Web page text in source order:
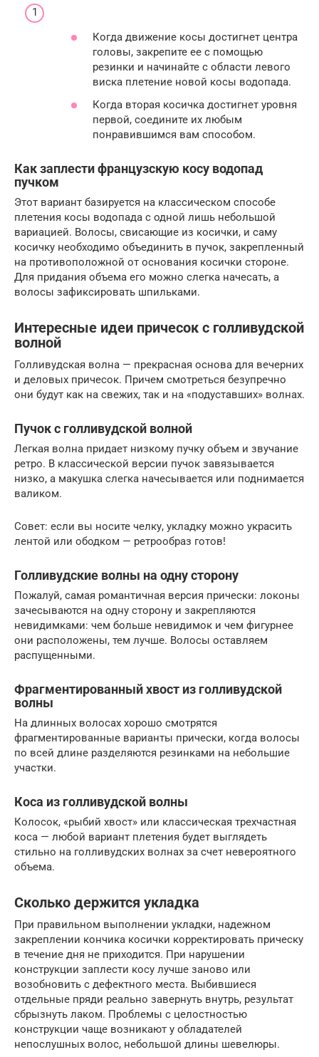
Когда движение косы достигнет центра
головы, закрепите ее с помощью
резинки и начинайте с области левого
виска плетение новой косы водопада.
Когда вторая косичка достигнет уровня
первой, соедините их любым
понравившимся вам способом.
Как заплести французскую косу водопад
пучком
Этот вариант базируется на классическом способе
плетения косы водопада с одной лишь небольшой
вариацией. Волосы, свисающие из косички, и саму
косичку необходимо объединить в пучок, закрепленный
на противоположной от основания косички стороне.
Для придания объема его можно слегка начесать, а
волосы зафиксировать шпильками.
Интересные идеи причесок с голливудской
волной
Голливудская волна — прекрасная основа для вечерних
и деловых причесок. Причем смотреться безупречно
они будут как на свежих, так и на «подуставших» волнах.
Пучок с голливудской волной
Легкая волна придает низкому пучку объем и звучание
ретро. В классической версии пучок завязывается
низко, а макушка слегка начесывается или поднимается
валиком.
Совет: если вы носите челку, укладку можно украсить
лентой или ободком — ретрообраз готов!
Голливудские волны на одну сторону
Пожалуй, самая романтичная версия прически: локоны
зачесываются на одну сторону и закрепляются
невидимками: чем больше невидимок и чем фигурнее
они расположены, тем лучше. Волосы оставляем
распущенными.
Фрагментированный хвост из голливудской
волны
На длинных волосах хорошо смотрятся
фрагментированные варианты прически, когда волосы
по всей длине разделяются резинками на небольшие
участки.
Коса из голливудской волны
Колосок, «рыбий хвост» или классическая трехчастная
коса — любой вариант плетения будет выглядеть
стильно на голливудских волнах за счет невероятного
объема.
Сколько держится укладка
При правильном выполнении укладки, надежном
закреплении кончика косички корректировать прическу
в течение дня не приходится. При нарушении
конструкции заплести косу лучше заново или
возобновить с дефектного места. Выбившиеся
отдельные пряди реально завернуть внутрь, результат
сбрызнуть лаком. Проблемы с целостностью
конструкции чаще возникают у обладателей
непослушных волос, небольшой длины шевелюры.